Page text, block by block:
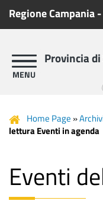
Regione Campania-
Provincia
Home Page »
lettura Eventi in agenda
Eventi